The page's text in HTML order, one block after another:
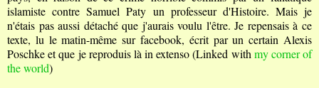
islamistecontre Samuel Paty un professeur d'Histoire. Mais je
n'étais pas aussi détaché que j'aurais voulu l'être. Je repensais à ce
texte, lu le matin-même sur facebook, écrit par un certain Alexis
Poschke et que je reproduis là in extenso (Linked with my corner of
the world)